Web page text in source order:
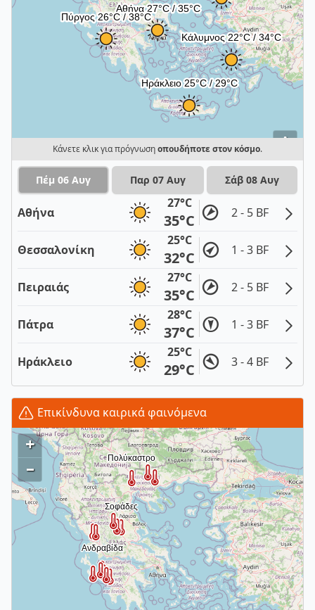
i
Κάνετε κλικ για πρόγνωσηοπουδήποτε στον κόσμο.
Πέμ 06 Αυγ Παρ 07 Αυγ Σάβ 08 Αυγ
Αθήνα
27°C
35°C 2 - 5 BF
Θεσσαλονίκη
25°C
32°C 1 - 3 BF
Πειραιάς
27°C
35°C 2 - 5 BF
Πάτρα
28°C
37°C 1 - 3 BF
Ηράκλειο
25°C
29°C 3 - 4 BF
Επικίνδυνα καιρικά φαινόμενα
+
–